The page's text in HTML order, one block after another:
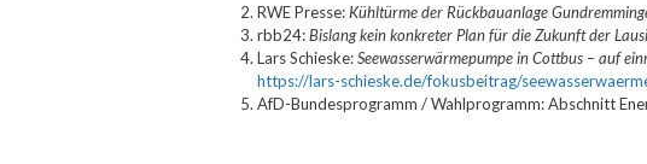
RWE Presse: Kühltürme der Rückbauanlage
rbb24:Bislang kein konkreter Plan für die Zukunft der
Lars Schieske:Seewasserwärmepumpe in Cottbus – auf
https://lars-schieske.de/fokusbeitrag/
AfD-Bundesprogramm / Wahlprogramm: Abschnitt